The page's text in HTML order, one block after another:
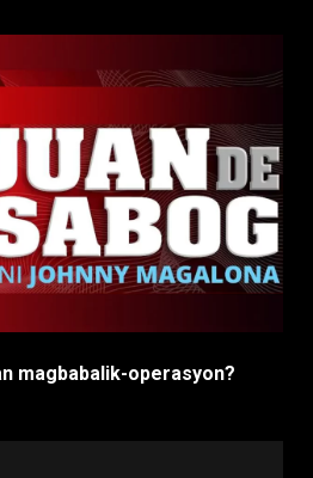
magbabalik-operasyon?